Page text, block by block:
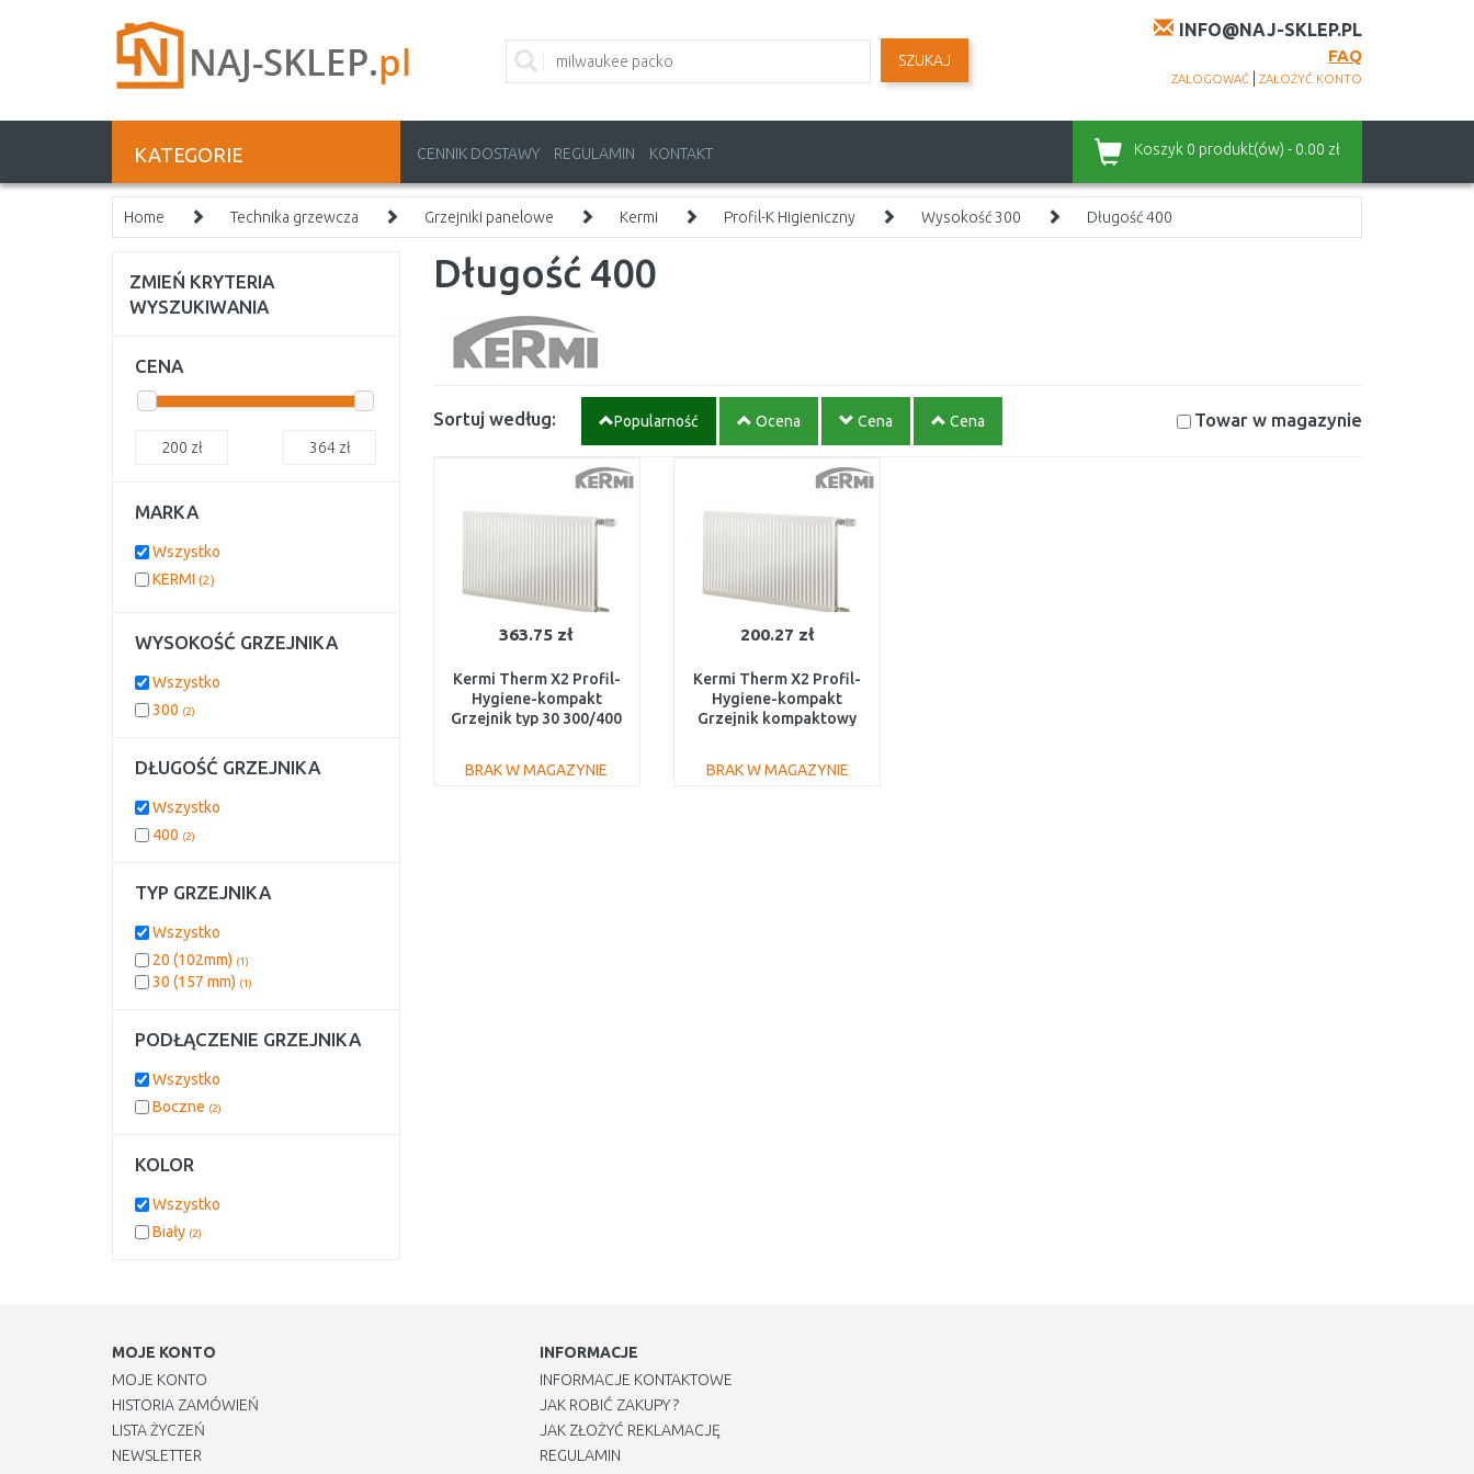
INFO@NAJ-SKLEP.PL
FAQ
ZALOGOWAĆ ZAŁOŻYĆ KONTO
SZUKAJ
KATEGORIE CENNIK DOSTAWY REGULAMIN KONTAKT Koszyk 0 produkt(ów) - 0.00 zł
Home Technika grzewcza Grzejniki panelowe Kermi Profil-K Higieniczny Wysokość 300 Długość 400
Długość 400
Sortuj według: Popularność Ocena Cena Cena Towar w magazynie
363.75 zł
Kermi Therm X2 Profil-
Hygiene-kompakt
Grzejnik typ 30 300/400
BRAK W MAGAZYNIE
200.27 zł
Kermi Therm X2 Profil-
Hygiene-kompakt
Grzejnik kompaktowy
BRAK W MAGAZYNIE
ZMIEŃ KRYTERIA
WYSZUKIWANIA
CENA
200 zł 364zł
MARKA
Wszystko
KERMI (2)
WYSOKOŚĆ GRZEJNIKA
Wszystko
300 (2)
DŁUGOŚĆ GRZEJNIKA
Wszystko
400 (2)
TYP GRZEJNIKA
Wszystko
20 (102mm) (1)
30 (157 mm) (1)
PODŁĄCZENIE GRZEJNIKA
Wszystko
Boczne (2)
KOLOR
Wszystko
Biały (2)
MOJE KONTO
MOJE KONTO
HISTORIA ZAMÓWIEŃ
LISTA ŻYCZEŃ
NEWSLETTER
INFORMACJE
INFORMACJE KONTAKTOWE
JAK ROBIĆ ZAKUPY ?
JAK ZŁOŻYĆ REKLAMACJĘ
REGULAMIN